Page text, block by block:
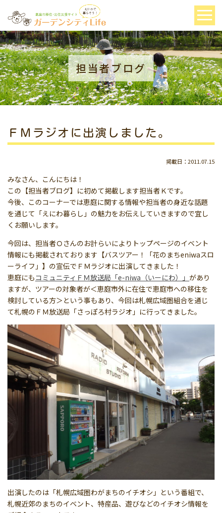
担当者ブログ
ＦＭラジオに出演しました。
掲載日：2011.07.15
みなさん、こんにちは！
この【担当者ブログ】に初めて掲載します担当者Ｋです。
今後、このコーナーでは恵庭に関する情報や担当者の身近な話題
を通じて「えにわ暮らし」の魅力をお伝えしていきますので宜し
くお願いします。
今回は、担当者Ｏさんのお計らいによりトップページのイベント
情報にも掲載されております【バスツアー！「花のまちeniwaスロ
ーライフ」】の宣伝でＦＭラジオに出演してきました！
恵庭にもコミュニティＦＭ放送局「e-niwa（いーにわ）」 があり
ますが、ツアーの対象者が＜恵庭市外に在住で恵庭市への移住を
検討している方＞という事もあり、今回は札幌広域圏組合を通じ
て札幌のＦＭ放送局「さっぽろ村ラジオ」に行ってきました。
出演したのは「札幌広域圏わがまちのイチオシ」という番組で、
札幌近郊のまちのイベント、特産品、遊びなどのイチオシ情報を